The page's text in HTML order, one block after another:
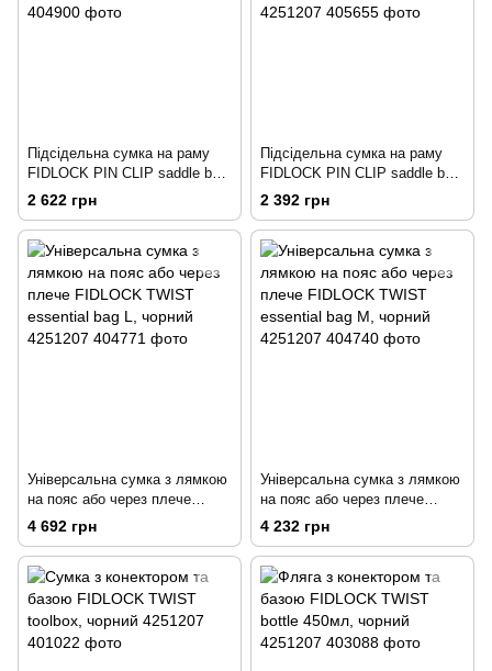
Підсідельна сумка на раму
FIDLOCK PIN CLIP saddle bag
S (SET), чорний (з
кріпленням)
2 622 грн
Підсідельна сумка на раму
FIDLOCK PIN CLIP saddle bag
S (Single), чорний (без
кріплення)
2 392 грн
Універсальна сумка з лямкою
на пояс або через плече
FIDLOCK TWIST essential bag
L, чорний
4 692 грн
Універсальна сумка з лямкою
на пояс або через плече
FIDLOCK TWIST essential bag
M, чорний
4 232 грн